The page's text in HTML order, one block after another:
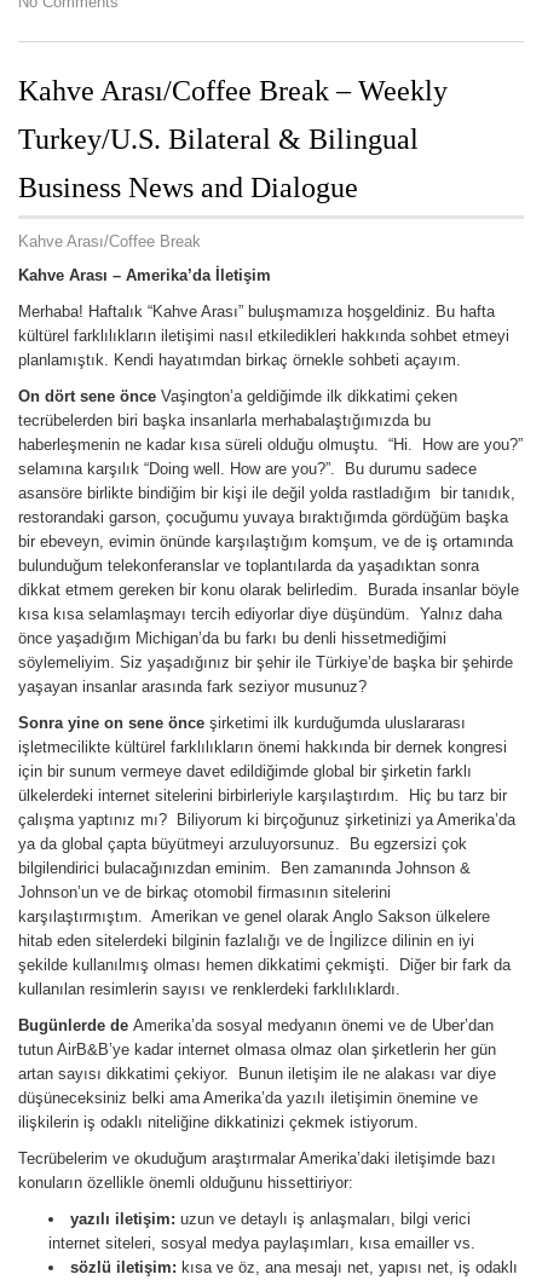
Kahve Arası/Coffee Break – Weekly
Turkey/U.S. Bilateral & Bilingual
Business News and Dialogue
Kahve Arası/Coffee Break
Kahve Arası – Amerika’da İletişim
Merhaba! Haftalık “Kahve Arası” buluşmamıza hoşgeldiniz. Bu hafta
kültürel farklılıkların iletişimi nasıl etkiledikleri hakkında sohbet etmeyi
planlamıştık. Kendi hayatımdan birkaç örnekle sohbeti açayım.
On dört sene önce Vaşington’a geldiğimde ilk dikkatimi çeken
tecrübelerden biri başka insanlarla merhabalaştığımızda bu
haberleşmenin ne kadar kısa süreli olduğu olmuştu. “Hi. How are you?”
selamına karşılık “Doing well. How are you?”. Bu durumu sadece
asansöre birlikte bindiğim bir kişi ile değil yolda rastladığım bir tanıdık,
restorandaki garson, çocuğumu yuvaya bıraktığımda gördüğüm başka
bir ebeveyn, evimin önünde karşılaştığım komşum, ve de iş ortamında
bulunduğum telekonferanslar ve toplantılarda da yaşadıktan sonra
dikkat etmem gereken bir konu olarak belirledim. Burada insanlar böyle
kısa kısa selamlaşmayı tercih ediyorlar diye düşündüm. Yalnız daha
önce yaşadığım Michigan’da bu farkı bu denli hissetmediğimi
söylemeliyim. Siz yaşadığınız bir şehir ile Türkiye’de başka bir şehirde
yaşayan insanlar arasında fark seziyor musunuz?
Sonra yine on sene önce şirketimi ilk kurduğumda uluslararası
işletmecilikte kültürel farklılıkların önemi hakkında bir dernek kongresi
için bir sunum vermeye davet edildiğimde global bir şirketin farklı
ülkelerdeki internet sitelerini birbirleriyle karşılaştırdım. Hiç bu tarz bir
çalışma yaptınız mı? Biliyorum ki birçoğunuz şirketinizi ya Amerika’da
ya da global çapta büyütmeyi arzuluyorsunuz. Bu egzersizi çok
bilgilendirici bulacağınızdan eminim. Ben zamanında Johnson &
Johnson’un ve de birkaç otomobil firmasının sitelerini
karşılaştırmıştım. Amerikan ve genel olarak Anglo Sakson ülkelere
hitab eden sitelerdeki bilginin fazlalığı ve de İngilizce dilinin en iyi
şekilde kullanılmış olması hemen dikkatimi çekmişti. Diğer bir fark da
kullanılan resimlerin sayısı ve renklerdeki farklılıklardı.
Bugünlerde de Amerika’da sosyal medyanın önemi ve de Uber’dan
tutun AirB&B’ye kadar internet olmasa olmaz olan şirketlerin her gün
artan sayısı dikkatimi çekiyor. Bunun iletişim ile ne alakası var diye
düşüneceksiniz belki ama Amerika’da yazılı iletişimin önemine ve
ilişkilerin iş odaklı niteliğine dikkatinizi çekmek istiyorum.
Tecrübelerim ve okuduğum araştırmalar Amerika’daki iletişimde bazı
konuların özellikle önemli olduğunu hissettiriyor:
yazılı iletişim: uzun ve detaylı iş anlaşmaları, bilgi verici
internet siteleri, sosyal medya paylaşımları, kısa emailler vs.
sözlü iletişim: kısa ve öz, ana mesajı net, yapısı net, iş odaklı